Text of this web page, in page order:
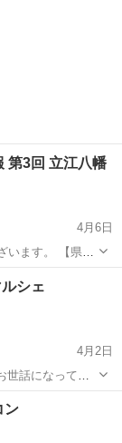
第3回 立江八幡
4月6日
。 【県内
ており 今年初イ
が決定しました
シェ
4月2日
世話になってい
をマルシェe.t.c.
人まで楽しんで
ン